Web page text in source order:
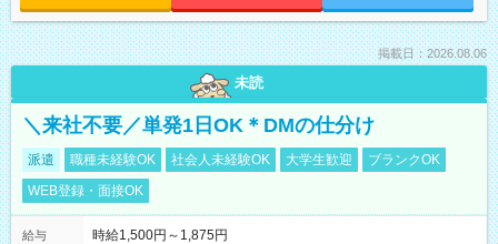
掲載日：2026.08.06
未読
＼来社不要／単発1日OK＊DMの仕分け
派遣 職種未経験OK 社会人未経験OK 大学生歓迎
ブランクOK
WEB登録・面接OK
給与 時給1,500円～1,875円